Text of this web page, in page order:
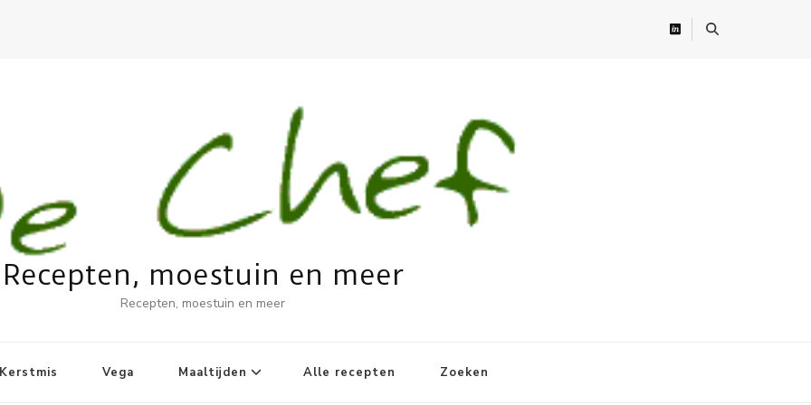
Recepten, moestuin en meer
Recepten, moestuin en meer
Vega Maaltijden Alle recepten Zoeken